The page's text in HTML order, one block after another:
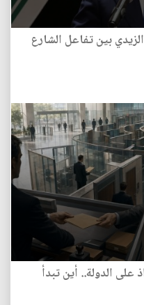
بين تفاعل الشارع
الدولة.. أين تبدأ